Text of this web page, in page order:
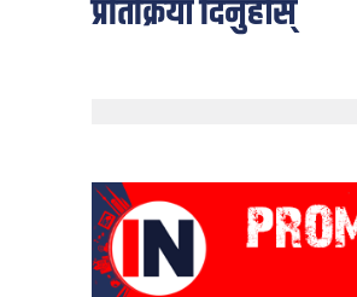
प्रतिक्रिया दिनुहोस्